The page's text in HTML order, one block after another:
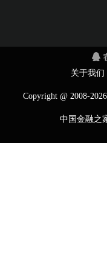
关于我
Copyright @ 2008-2026
中国金融之